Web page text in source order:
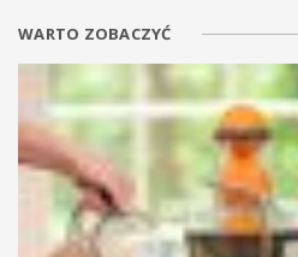
WARTO ZOBACZYĆ